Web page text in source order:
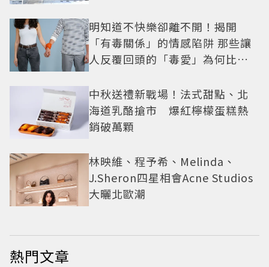
明知道不快樂卻離不開！揭開
「有毒關係」的情感陷阱 那些讓
人反覆回頭的「毒愛」為何比菸
中秋送禮新戰場！法式甜點、北
海道乳酪搶市 爆紅檸檬蛋糕熱
銷破萬顆
林映維、程予希、Melinda、
J.Sheron四星相會Acne Studios
大曬北歐潮
熱門文章